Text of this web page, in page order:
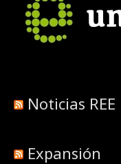
Noticias REE
Expansión